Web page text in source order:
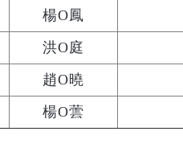
楊O鳳
洪O庭
趙O曉
楊O蕓